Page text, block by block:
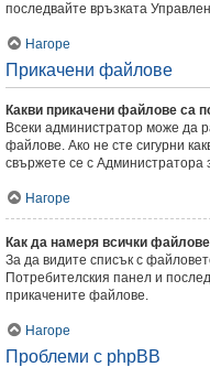
последвайте връзката
Нагоре
Прикачени файлове
Какви прикачени файлове са
Всеки администратор може да
файлове. Ако не сте сигурни
свържете се с Администратора
Нагоре
Как да намеря всички
За да видите списък с
Потребителския панел и
прикачените файлове.
Нагоре
Проблеми с phpBB